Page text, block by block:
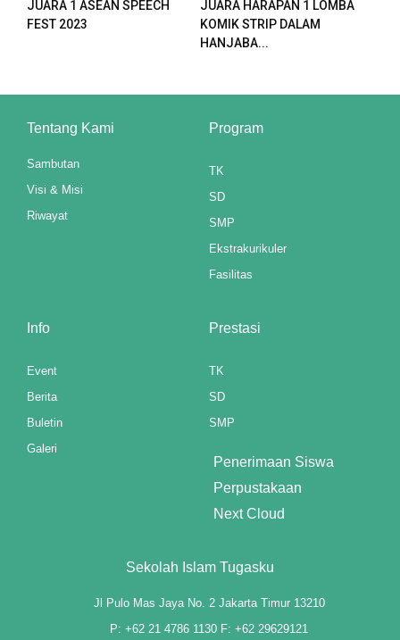
panel
panel
panel
JUARA 1 ASEAN SPEECH
FEST 2023
JUARA HARAPAN 1 LOMBA
KOMIK STRIP DALAM
HANJABA...
Tentang Kami
Sambutan
Visi & Misi
Riwayat
Program
TK
SD
SMP
Ekstrakurikuler
Fasilitas
Info
Event
Berita
Buletin
Galeri
Prestasi
TK
SD
SMP
Penerimaan Siswa
Perpustakaan
Next Cloud
Sekolah Islam Tugasku
Jl Pulo Mas Jaya No. 2 Jakarta Timur 13210
P: +62 21 4786 1130 F: +62 29629121